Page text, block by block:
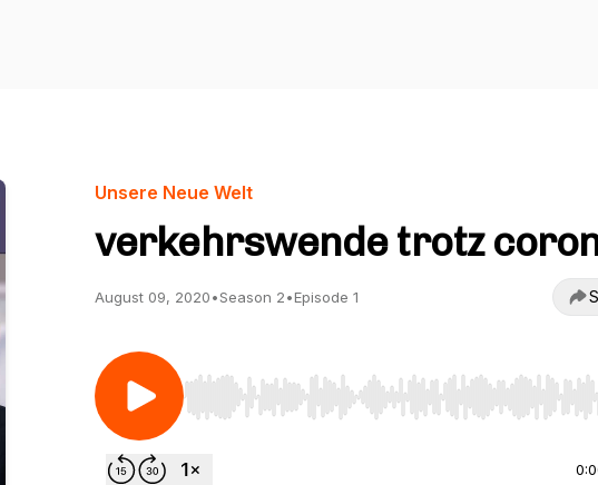
Unsere Neue Welt
verkehrswende trotz
August 09, 2020•Season 2•Episode 1
Use Left/Right to seek, Home/End to jump to start